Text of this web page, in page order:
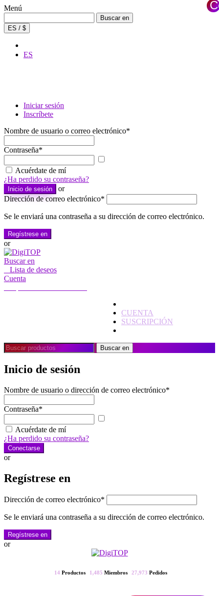
Menú
Buscar en
ES / $
ES
Iniciar sesión
Inscríbete
Nombre de usuario o correo electrónico*
Contraseña*
Acuérdate de mí
¿Ha perdido su contraseña?
Inicio de sesión
or
Dirección de correo electrónico*
Se le enviará una contraseña a su dirección de correo electrónico.
Regístrese en
or
Buscar en
Lista de deseos
Cuenta
CUENTA
SUSCRIPCIÓN
Buscar:
Buscar en
Inicio de sesión
Nombre de usuario o dirección de correo electrónico*
Contraseña*
Acuérdate de mí
¿Ha perdido su contraseña?
Conectarse
or
Regístrese en
Dirección de correo electrónico*
Se le enviará una contraseña a su dirección de correo electrónico.
Regístrese en
or
14 Productos 1,485 Miembros 27,973 Pedidos